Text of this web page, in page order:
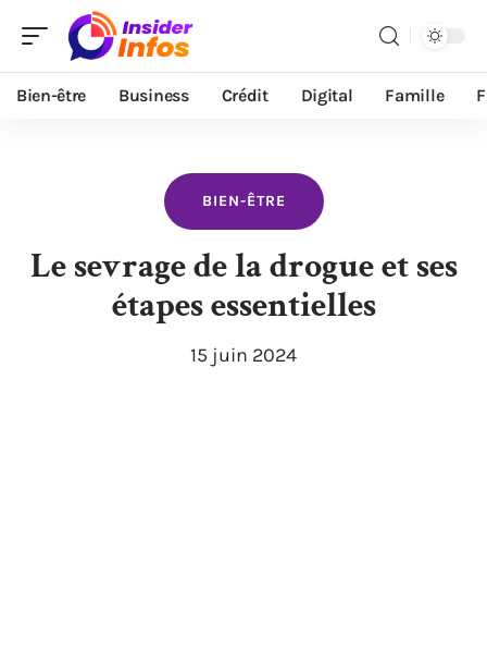
Bien-être Business Crédit Digital Famille
BIEN-ÊTRE
Le sevrage de la drogue et ses
étapes essentielles
15 juin 2024